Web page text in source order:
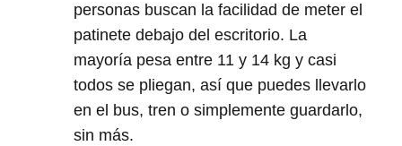
personas buscan la facilidad de meter el
patinete debajo del escritorio. La
mayoría pesa entre 11 y 14 kg y casi
todos se pliegan, así que puedes llevarlo
en el bus, tren o simplemente guardarlo,
sin más.